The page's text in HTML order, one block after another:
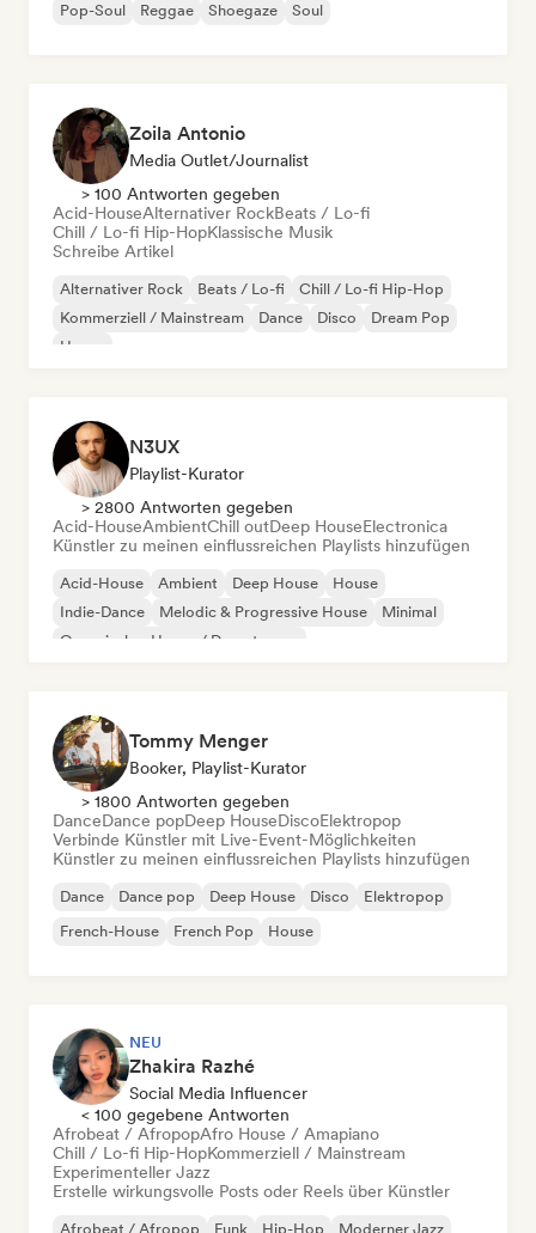
Pop-Soul
Reggae Shoegaze Soul
Zoila Antonio
Media Outlet/Journalist
> 100 Antworten gegeben
Acid-HouseAlternativer RockBeats / Lo-fi
Chill / Lo-fi Hip-HopKlassische Musik
Schreibe Artikel
Alternativer Rock Beats / Lo-fi
Chill / Lo-fi Hip-Hop
Kommerziell / Mainstream
Dance Disco
Dream Pop
House
N3UX
Playlist-Kurator
> 2800 Antworten gegeben
Acid-HouseAmbientChill outDeep HouseElectronica
Künstler zu meinen einflussreichen Playlists hinzufügen
Acid-House Ambient Deep House
House
Indie-Dance
Melodic & Progressive House
Minimal
Organischer House / Downtempo
Tommy Menger
Booker, Playlist-Kurator
> 1800 Antworten gegeben
DanceDance popDeep HouseDiscoElektropop
Verbinde Künstler mit Live-Event-Möglichkeiten
Künstler zu meinen einflussreichen Playlists hinzufügen
Dance Dance pop Deep House Disco
Elektropop
French-House
French Pop House
NEU
Zhakira Razhé
Social Media Influencer
< 100 gegebene Antworten
Afrobeat / AfropopAfro House / Amapiano
Chill / Lo-fi Hip-HopKommerziell / Mainstream
Experimenteller Jazz
Erstelle wirkungsvolle Posts oder Reels über Künstler
Afrobeat / Afropop Funk Hip-Hop Moderner Jazz